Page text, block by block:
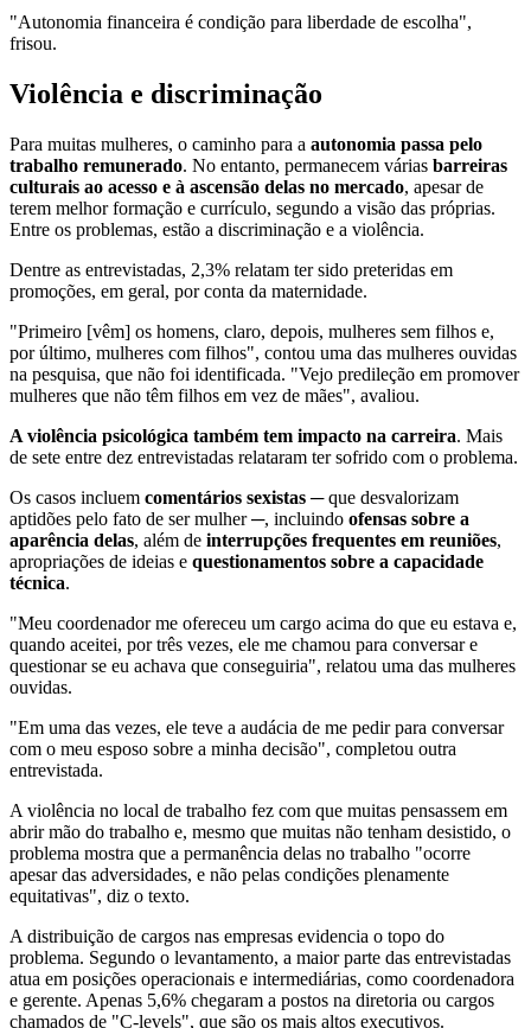
"Autonomia financeira é condição para liberdade de escolha",
frisou.
Violência e discriminação
Para muitas mulheres, o caminho para a autonomia passa pelo
trabalho remunerado. No entanto, permanecem várias barreiras
culturais ao acesso e à ascensão delas no mercado, apesar de
terem melhor formação e currículo, segundo a visão das próprias.
Entre os problemas, estão a discriminação e a violência.
Dentre as entrevistadas, 2,3% relatam ter sido preteridas em
promoções, em geral, por conta da maternidade.
"Primeiro [vêm] os homens, claro, depois, mulheres sem filhos e,
por último, mulheres com filhos", contou uma das mulheres ouvidas
na pesquisa, que não foi identificada. "Vejo predileção em promover
mulheres que não têm filhos em vez de mães", avaliou.
A violência psicológica também tem impacto na carreira. Mais
de sete entre dez entrevistadas relataram ter sofrido com o problema.
Os casos incluem comentários sexistas ─ que desvalorizam
aptidões pelo fato de ser mulher ─, incluindo ofensas sobre a
aparência delas, além de interrupções frequentes em reuniões,
apropriações de ideias e questionamentos sobre a capacidade
técnica.
"Meu coordenador me ofereceu um cargo acima do que eu estava e,
quando aceitei, por três vezes, ele me chamou para conversar e
questionar se eu achava que conseguiria", relatou uma das mulheres
ouvidas.
"Em uma das vezes, ele teve a audácia de me pedir para conversar
com o meu esposo sobre a minha decisão", completou outra
entrevistada.
A violência no local de trabalho fez com que muitas pensassem em
abrir mão do trabalho e, mesmo que muitas não tenham desistido, o
problema mostra que a permanência delas no trabalho "ocorre
apesar das adversidades, e não pelas condições plenamente
equitativas", diz o texto.
A distribuição de cargos nas empresas evidencia o topo do
problema. Segundo o levantamento, a maior parte das entrevistadas
atua em posições operacionais e intermediárias, como coordenadora
e gerente. Apenas 5,6% chegaram a postos na diretoria ou cargos
chamados de "C-levels", que são os mais altos executivos.